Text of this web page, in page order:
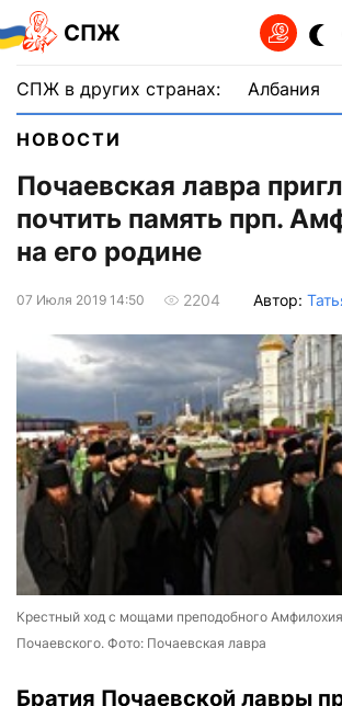
СПЖ
СПЖ в других странах: Албания
НОВОСТИ
Почаевская лавра
почтить память прп.
на его родине
07 Июля 2019 14:50 2204 Автор:
Крестный ход с мощами преподобного
Почаевского. Фото: Почаевская лавра
Братия Почаевской лавры